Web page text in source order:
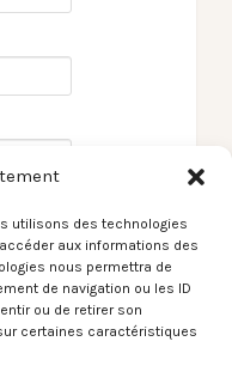
utilisons des technologies
aux informations des
nous permettra de
de navigation ou les ID
ou de retirer son
certaines caractéristiques